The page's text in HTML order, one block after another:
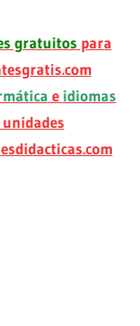
gratuitos para
e idiomas